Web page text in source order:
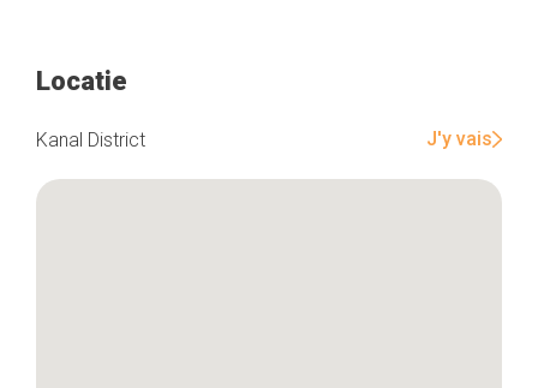
Locatie
Kanal District J'y vais